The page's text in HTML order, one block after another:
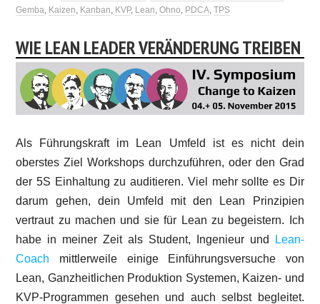
Gemba, Kaizen, Kanban, KVP, Lean,Ohno, PDCA,TPS
WIE LEAN LEADER VERÄNDERUNG TREIBEN
Als Führungskraft im Lean Umfeld ist es nicht dein
oberstes Ziel Workshops durchzuführen, oder den Grad
der 5S Einhaltung zu auditieren. Viel mehr sollte es Dir
darum gehen, dein Umfeld mit den Lean Prinzipien
vertraut zu machen und sie für Lean zu begeistern. Ich
habe in meiner Zeit als Student, Ingenieur und
Lean-
Coach mittlerweile einige Einführungsversuche von
Lean, Ganzheitlichen Produktion Systemen, Kaizen- und
KVP-Programmen gesehen und auch selbst begleitet.